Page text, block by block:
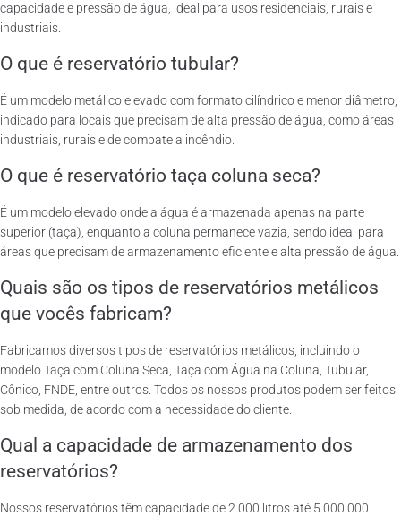
capacidade e pressão de água, ideal para usos residenciais, rurais e
industriais.
O que é reservatório tubular?
É um modelo metálico elevado com formato cilíndrico e menor diâmetro,
indicado para locais que precisam de alta pressão de água, como áreas
industriais, rurais e de combate a incêndio.
O que é reservatório taça coluna seca?
É um modelo elevado onde a água é armazenada apenas na parte
superior (taça), enquanto a coluna permanece vazia, sendo ideal para
áreas que precisam de armazenamento eficiente e alta pressão de água.
Quais são os tipos de reservatórios metálicos
que vocês fabricam?
Fabricamos diversos tipos de reservatórios metálicos, incluindo o
modelo Taça com Coluna Seca, Taça com Água na Coluna, Tubular,
Cônico, FNDE, entre outros. Todos os nossos produtos podem ser feitos
sob medida, de acordo com a necessidade do cliente.
Qual a capacidade de armazenamento dos
reservatórios?
Nossos reservatórios têm capacidade de 2.000 litros até 5.000.000